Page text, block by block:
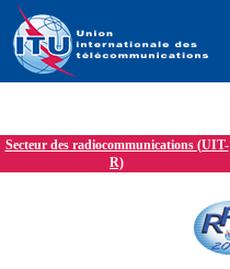
Secteur des radiocommunications (UIT-
R)